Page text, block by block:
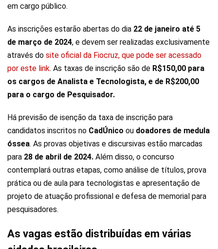
em cargo público.
As inscrições estarão abertas do dia 22 de janeiro até 5
de março de 2024, e devem ser realizadas exclusivamente
através do site oficial da Fiocruz, que pode ser acessado
por este link. As taxas de inscrição são de R$150,00 para
os cargos de Analista e Tecnologista, e de R$200,00
para o cargo de Pesquisador.
Há previsão de isenção da taxa de inscrição para
candidatos inscritos no CadÚnico ou doadores de medula
óssea. As provas objetivas e discursivas estão marcadas
para 28 de abril de 2024. Além disso, o concurso
contemplará outras etapas, como análise de títulos, prova
prática ou de aula para tecnologistas e apresentação de
projeto de atuação profissional e defesa de memorial para
pesquisadores.
As vagas estão distribuídas em várias